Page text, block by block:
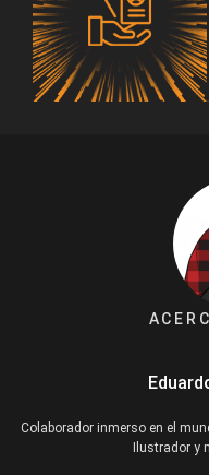
Colaborador inmerso en el
Ilustrador y